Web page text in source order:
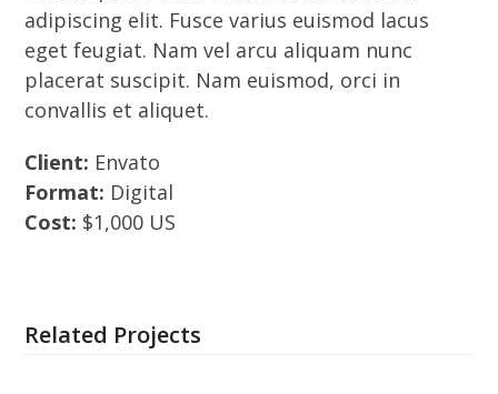
adipiscing elit. Fusce varius euismod lacus
eget feugiat. Nam vel arcu aliquam nunc
placerat suscipit. Nam euismod, orci in
convallis et aliquet.
Client: Envato
Format: Digital
Cost: $1,000 US
Related Projects